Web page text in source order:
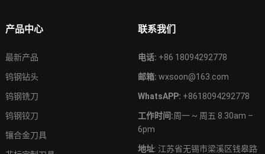
产品中心
最新产品
钨钢钻头
钨钢铣刀
钨钢铰刀
镶合金刀具
联系我们
电话: +86 18094292778
邮箱: wxsoon@163.com
WhatsAPP: +8618094292778
工作时间:周一 ~ 周五 8.30am –
6pm
地址: 江苏省无锡市梁溪区钱皋路